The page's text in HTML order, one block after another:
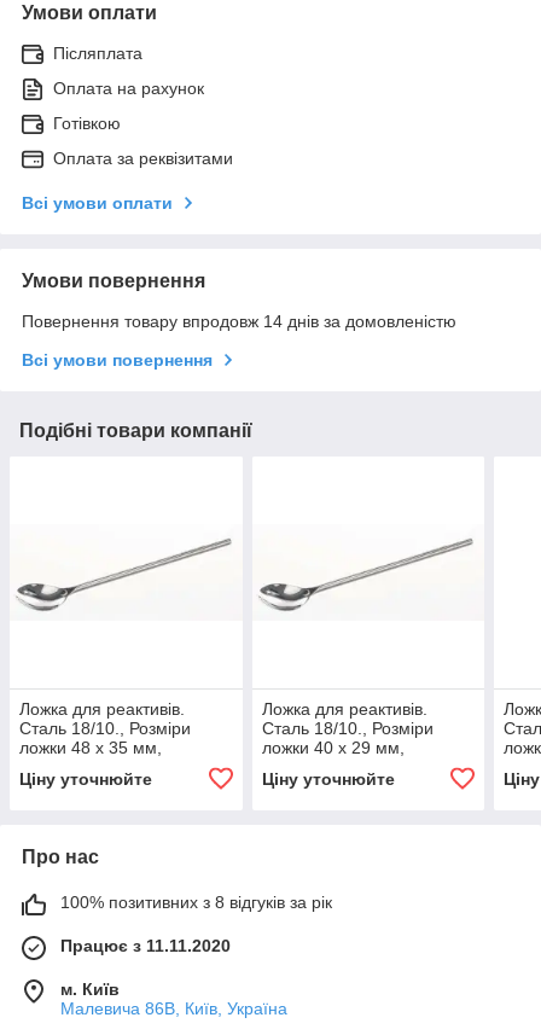
Умови оплати
Післяплата
Оплата на рахунок
Готівкою
Оплата за реквізитами
Всі умови оплати
Умови повернення
Повернення товару впродовж 14 днів за домовленістю
Всі умови повернення
Подібні товари компанії
Ложка для реактивів.
Сталь 18/10., Розміри
ложки 48 x 35 мм,
Довжина 300 мм, Bochem,
(6051842)
Ціну уточнюйте
Ложка для реактивів.
Сталь 18/10., Розміри
ложки 40 x 29 мм,
Довжина 210 мм, Bochem,
(6052929)
Ціну уточнюйте
Про нас
100% позитивних з 8 відгуків за рік
Працює з 11.11.2020
м. Київ
Малевича 86В, Київ, Україна